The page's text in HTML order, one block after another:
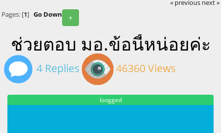
« previous next »
+
Pages: [1] Go Down
ช่วยตอบ มอ.ข้อนี้หน่อยค่ะ
4 Replies 46360 Views
loogged